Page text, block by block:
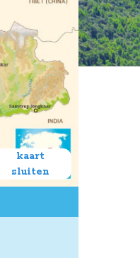
kaart
sluiten